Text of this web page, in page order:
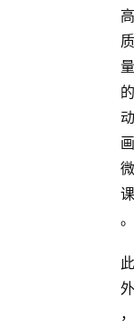
高
质
量
的
动
画
微
课
。
此
外
，